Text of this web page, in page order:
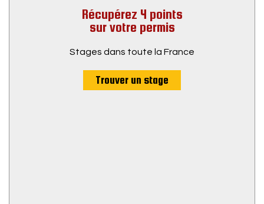
Récupérez 4 points
sur votre permis
Stages dans toute la France
Trouver un stage